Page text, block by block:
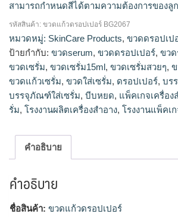
สามารถกำหนดสีได้ตามความต้องการของลู
ขวดแก้วดรอปเปอร์, ขวดแก้วเซรั่ม, ดรอปเ
รั่ม, ขวดแก้วเซรั่ม, ขวดเซรั่ม, ขวดใส่เซรั่ม,
เซรั่ม, บีบหยด, ขวดเซรั่มสวยๆ, ขวดserum,
ขวดเซรั่ม15ml, ขวดรองพื้น เครื่องสำอาง,
สำอาง, แพ็คเกจเครื่องสำอาง, โรงงานแพ็คเ
โรงงานผลิตเครื่องสำอาง
รหัสสินค้า: ขวดแก้วดรอปเปอร์ BG2067
หมวดหมู่: SkinCare Products, ขวดดรอปเป
ป้ายกำกับ: ขวดserum, ขวดดรอปเปอร์, ขวด
ขวดเซรั่ม, ขวดเซรั่ม15ml, ขวดเซรั่มสวยๆ,
ขวดแก้วเซรั่ม, ขวดใส่เซรั่ม, ดรอปเปอร์, บร
บรรจุภัณฑ์ใส่เซรั่ม, บีบหยด, แพ็คเกจเครื่อง
รั่ม, โรงงานผลิตเครื่องสำอาง, โรงงานแพ็คเ
คำอธิบาย
คำอธิบาย
ชื่อสินค้า: ขวดแก้วดรอปเปอร์